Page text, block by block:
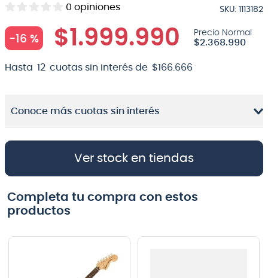
0 opiniones SKU: 1113182
-16 % $1 .999.990 $2.368.990
Hasta 12 cuotas sin interés de $166 666
Conoce más cuotas sin interés
Ver stock en tiendas
Completa tu compra con estos
productos
10
violin